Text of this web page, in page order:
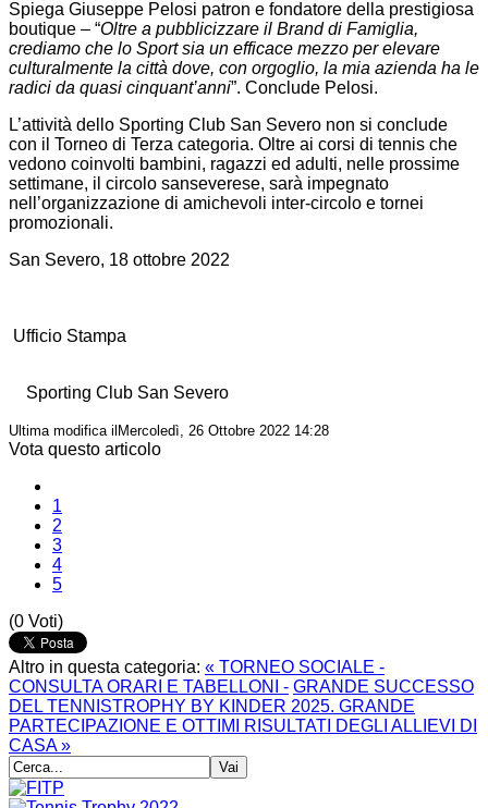
Spiega Giuseppe Pelosi patron e fondatore della prestigiosa
boutique – “Oltre a pubblicizzare il Brand di Famiglia,
crediamo che lo Sport sia un efficace mezzo per elevare
culturalmente la città dove, con orgoglio, la mia azienda ha le
radici da quasi cinquant’anni”. Conclude Pelosi.
L’attività dello Sporting Club San Severo non si conclude
con il Torneo di Terza categoria. Oltre ai corsi di tennis che
vedono coinvolti bambini, ragazzi ed adulti, nelle prossime
settimane, il circolo sanseverese, sarà impegnato
nell’organizzazione di amichevoli inter-circolo e tornei
promozionali.
San Severo, 18 ottobre 2022
Ufficio Stampa
Sporting Club San Severo
Ultima modifica ilMercoledì, 26 Ottobre 2022 14:28
Vota questo articolo
1
2
3
4
5
(0 Voti)
Altro in questa categoria: « TORNEO SOCIALE -
CONSULTA ORARI E TABELLONI - GRANDE SUCCESSO
DEL TENNISTROPHY BY KINDER 2025. GRANDE
PARTECIPAZIONE E OTTIMI RISULTATI DEGLI ALLIEVI DI
CASA »